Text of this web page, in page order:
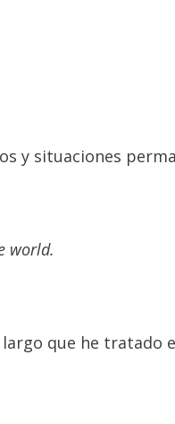
y situaciones
world.
que he tratado